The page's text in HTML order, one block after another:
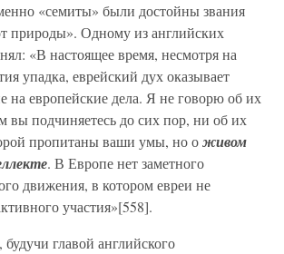
«семиты» были достойны звания
природы». Одному из английских
«В настоящее время, несмотря на
упадка, еврейский дух оказывает
на европейские дела. Я не говорю об их
вы подчиняетесь до сих пор, ни об их
пропитаны ваши умы, но оживом
. В Европе нет заметного
движения, в котором евреи не
участия»[558].
главой английского